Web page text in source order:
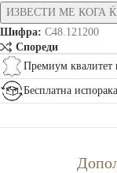
Шифра: C48.121200
Спореди
Премиум квалитет
Бесплатна